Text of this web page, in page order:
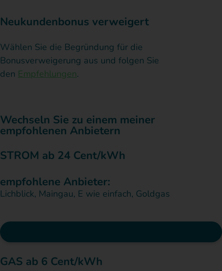
Neukundenbonus verweigert​
Wählen Sie die Begründung für die
Bonusverweigerung aus und folgen Sie
den Empfehlungen.
Wechseln Sie zu einem meiner
empfohlenen Anbietern
STROM ab 24 Cent/kWh
empfohlene Anbieter:
Lichblick, Maingau, E wie einfach, Goldgas
GAS ab 6 Cent/kWh